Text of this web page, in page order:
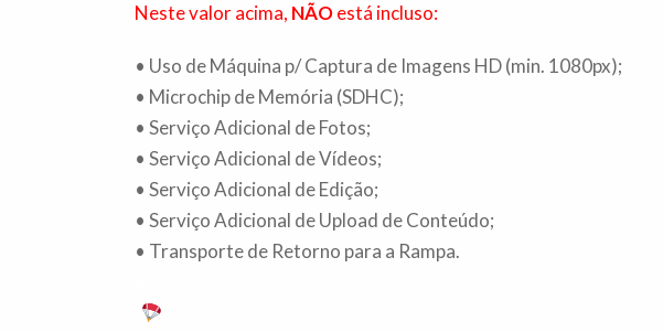
Neste valor acima, NÃOestá incluso:
• Uso de Máquina p/ Captura de Imagens HD (min. 1080px);
• Microchip de Memória (SDHC);
• Serviço Adicional de Fotos;
• Serviço Adicional de Vídeos;
• Serviço Adicional de Edição;
• Serviço Adicional de Upload de Conteúdo;
• Transporte de Retorno para a Rampa.